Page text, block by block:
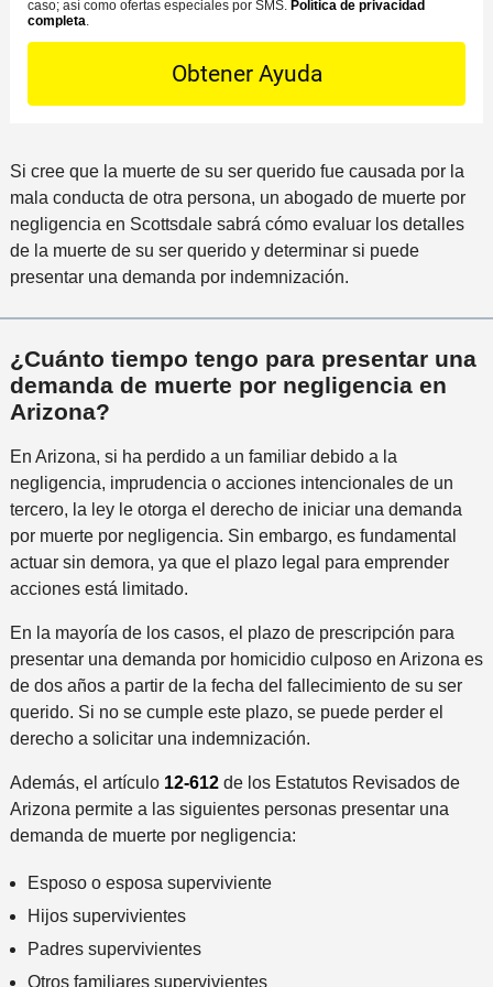
n
t
t
P
r
e
f
e
i
d
d
e
d
e
n
t
i
n
c
e
r
c
a
a
l
i
c
i
d
e
n
t
e
*
D
e
a
s
*
M
S
caso; así como ofertas especiales por SMS. Política de privacidad
completa
Si cree que la muerte de su ser querido fue causada por la
mala conducta de otra persona, un abogado de muerte por
negligencia en Scottsdale sabrá cómo evaluar los detalles
de la muerte de su ser querido y determinar si puede
presentar una demanda por indemnización.
¿Cuánto tiempo tengo para presentar una
demanda de muerte por negligencia en
Arizona?
En Arizona, si ha perdido a un familiar debido a la
negligencia, imprudencia o acciones intencionales de un
tercero, la ley le otorga el derecho de iniciar una demanda
por muerte por negligencia. Sin embargo, es fundamental
actuar sin demora, ya que el plazo legal para emprender
acciones está limitado.
En la mayoría de los casos, el plazo de prescripción para
presentar una demanda por homicidio culposo en Arizona es
de dos años a partir de la fecha del fallecimiento de su ser
querido. Si no se cumple este plazo, se puede perder el
derecho a solicitar una indemnización.
Además, el artículo 12-612de los Estatutos Revisados ​​de
Arizona permite a las siguientes personas presentar una
demanda de muerte por negligencia:
Esposo o esposa superviviente
Hijos supervivientes
Padres supervivientes
Otros familiares supervivientes